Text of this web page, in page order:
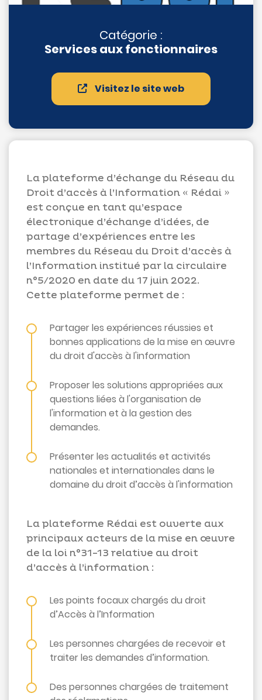
Suggestions
nous
Catégorie :
Services aux fonctionnaires
Visitez le site web
La plateforme d’échange du Réseau du
Droit d’accès à l’Information « Rédai »
est conçue en tant qu’espace
électronique d’échange d’idées, de
partage d’expériences entre les
membres du Réseau du Droit d’accès à
l’Information institué par la circulaire
n°5/2020 en date du 17 juin 2022.
Cette plateforme permet de :
Partager les expériences réussies et
bonnes applications de la mise en œuvre
du droit d'accès à l'information
Proposer les solutions appropriées aux
questions liées à l'organisation de
l'information et à la gestion des
demandes.
Présenter les actualités et activités
nationales et internationales dans le
domaine du droit d’accès à l'information
La plateforme Rédai est ouverte aux
principaux acteurs de la mise en œuvre
de la loi n°31-13 relative au droit
d’accès à l’information :
Les points focaux chargés du droit
d’Accès à l’Information
Les personnes chargées de recevoir et
traiter les demandes d’information.
Des personnes chargées de traitement